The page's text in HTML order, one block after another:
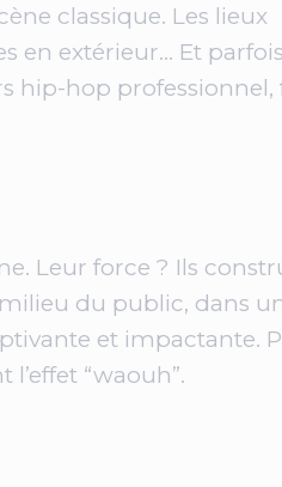
classique. Les lieux
en extérieur… Et
hip-hop professionnel,
Leur force ? Ils
du public, dans
et impactante.
“waouh”.